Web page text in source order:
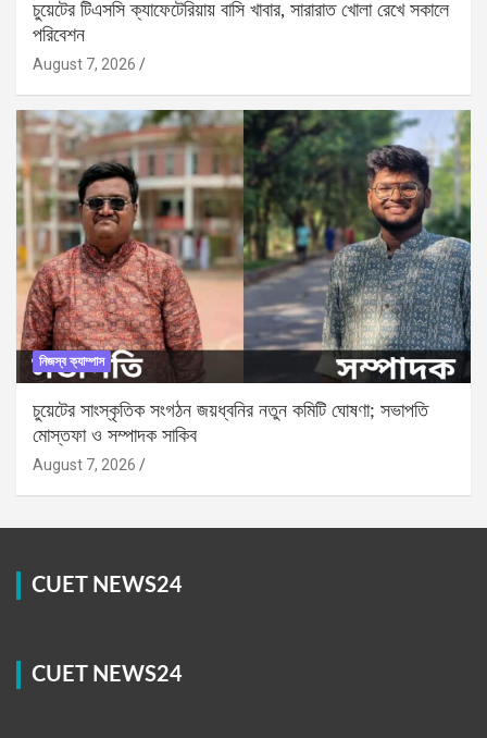
চুয়েটের টিএসসি ক্যাফেটেরিয়ায় বাসি খাবার, সারারাত খোলা রেখে সকালে
পরিবেশন
August 7, 2026
নিজস্ব ক্যাম্পাস
চুয়েটের সাংস্কৃতিক সংগঠন জয়ধ্বনির নতুন কমিটি ঘোষণা; সভাপতি
মোস্তফা ও সম্পাদক সাকিব
August 7, 2026
CUET NEWS24
CUET NEWS24